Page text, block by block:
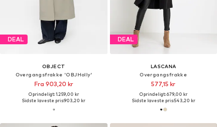
DEAL
OBJECT
Overgangsfrakke 'OBJHolly'
Fra 903,20 kr
Oprindeligt: 1.259,00 kr
Sidste laveste pris:903,20 kr
DEAL
LASCANA
Overgangsfrakke
577,15 kr
Oprindeligt: 679,00 kr
Sidste laveste pris:543,20 kr